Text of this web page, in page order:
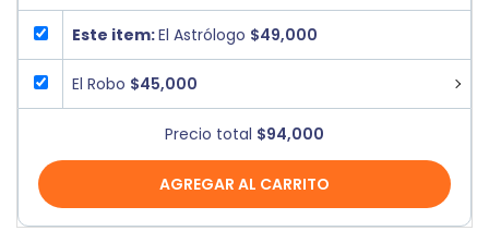
Este item:El Astrólogo $49,000
El Robo $45,000
Precio total $94,000
AGREGAR AL CARRITO